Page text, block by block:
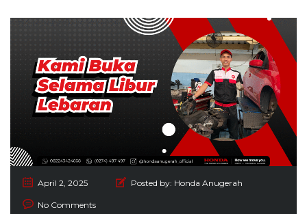
April 2, 2025 Posted by: Honda Anugerah
No Comments